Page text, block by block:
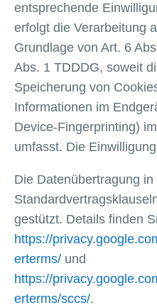
entsprechende
erfolgt die Verarbeitung
Grundlage von Art. 6
Abs. 1 TDDDG, soweit
Speicherung von
Informationen im
Device-Fingerprinting)
umfasst. Die
Die Datenübertragung
gestützt. Details finden
https://
erterms/ und
https://
erterms/sccs/.